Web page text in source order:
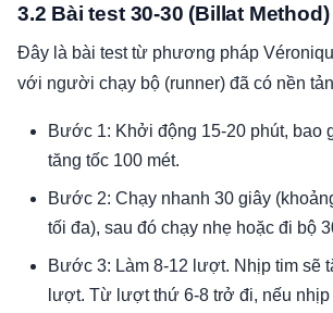
3.2 Bài test 30-30 (Billat Method)
Đây là bài test từ phương pháp
với người chạy bộ (runner) đã có nền
Bước 1: Khởi động 15-20 phút, bao
tăng tốc 100 mét.
Bước 2: Chạy nhanh 30 giây
tối đa), sau đó chạy nhẹ hoặc đi bộ
Bước 3: Làm 8-12 lượt. Nhịp tim sẽ
lượt. Từ lượt thứ 6-8 trở đi, nếu nhịp